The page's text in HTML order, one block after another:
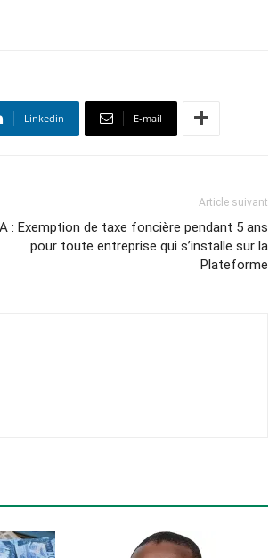
Linkedin E-mail
Article suivant
: Exemption de taxe foncière pendant 5 ans
pour toute entreprise qui s’installe sur la
Plateforme